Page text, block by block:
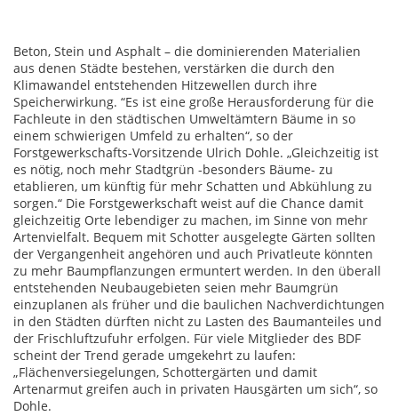
Beton, Stein und Asphalt – die dominierenden Materialien
aus denen Städte bestehen, verstärken die durch den
Klimawandel entstehenden Hitzewellen durch ihre
Speicherwirkung. “Es ist eine große Herausforderung für die
Fachleute in den städtischen Umweltämtern Bäume in so
einem schwierigen Umfeld zu erhalten“, so der
Forstgewerkschafts-Vorsitzende Ulrich Dohle. „Gleichzeitig ist
es nötig, noch mehr Stadtgrün -besonders Bäume- zu
etablieren, um künftig für mehr Schatten und Abkühlung zu
sorgen.“ Die Forstgewerkschaft weist auf die Chance damit
gleichzeitig Orte lebendiger zu machen, im Sinne von mehr
Artenvielfalt. Bequem mit Schotter ausgelegte Gärten sollten
der Vergangenheit angehören und auch Privatleute könnten
zu mehr Baumpflanzungen ermuntert werden. In den überall
entstehenden Neubaugebieten seien mehr Baumgrün
einzuplanen als früher und die baulichen Nachverdichtungen
in den Städten dürften nicht zu Lasten des Baumanteiles und
der Frischluftzufuhr erfolgen. Für viele Mitglieder des BDF
scheint der Trend gerade umgekehrt zu laufen:
„Flächenversiegelungen, Schottergärten und damit
Artenarmut greifen auch in privaten Hausgärten um sich“, so
Dohle.